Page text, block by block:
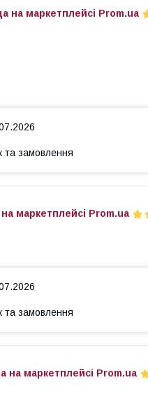
на маркетплейсі Prom.ua
та замовлення
маркетплейсі Prom.ua
та замовлення
на маркетплейсі Prom.ua